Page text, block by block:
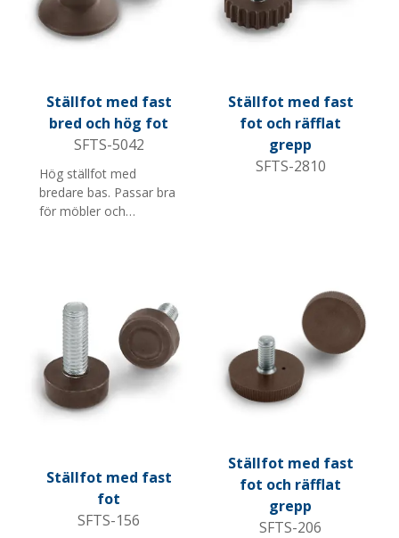
Ställfot med fast
bred och hög fot
SFTS-5042
Hög ställfot med
bredare bas. Passar bra
för möbler och
Ställfot med fast
fot och räfflat
grepp
SFTS-2810
Ställfot med fast
fot
SFTS-156
Ställfot med fast
fot och räfflat
grepp
SFTS-206